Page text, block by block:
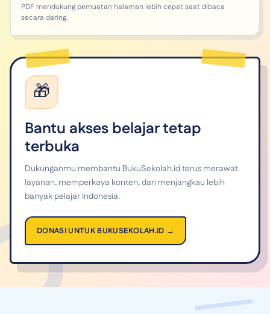
PDF mendukung pemuatan halaman lebih cepat saat dibaca
secara daring.
🎁
Bantu akses belajar tetap
terbuka
Dukunganmu membantu BukuSekolah.id terus merawat
layanan, memperkaya konten, dan menjangkau lebih
banyak pelajar Indonesia.
DONASI UNTUK BUKUSEKOLAH.ID →